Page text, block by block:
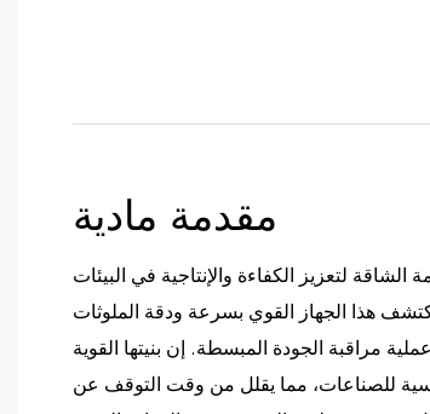
مقدمة مادية
لتعزيز الكفاءة والإنتاجية في البيئات
هذا الجهاز القوي بسرعة ودقة الملوثات
مراقبة الجودة المبسطة. إن بنيتها القوية
للصناعات، مما يقلل من وقت التوقف عن